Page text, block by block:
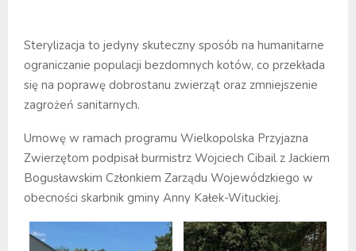
Sterylizacja to jedyny skuteczny sposób na humanitarne
ograniczanie populacji bezdomnych kotów, co przekłada
się na poprawę dobrostanu zwierząt oraz zmniejszenie
zagrożeń sanitarnych.
Umowę w ramach programu Wielkopolska Przyjazna
Zwierzętom podpisał burmistrz Wojciech Cibail z Jackiem
Bogusławskim Członkiem Zarządu Wojewódzkiego w
obecności skarbnik gminy Anny Kałek-Wituckiej.